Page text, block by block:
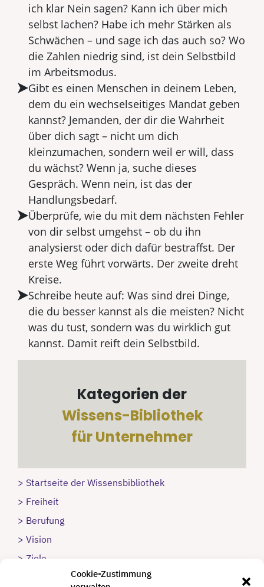
Cookie-Zustimmung
ich klar Nein sagen? Kann ich über mich
selbst lachen? Habe ich mehr Stärken als
Schwächen – und sage ich das auch so? Wo
die Zahlen niedrig sind, ist dein Selbstbild
im Arbeitsmodus.
Gibt es einen Menschen in deinem Leben,
dem du ein wechselseitiges Mandat geben
kannst? Jemanden, der dir die Wahrheit
über dich sagt – nicht um dich
kleinzumachen, sondern weil er will, dass
du wächst? Wenn ja, suche dieses
Gespräch. Wenn nein, ist das der
Handlungsbedarf.
Überprüfe, wie du mit dem nächsten Fehler
von dir selbst umgehst – ob du ihn
analysierst oder dich dafür bestraffst. Der
erste Weg führt vorwärts. Der zweite dreht
Kreise.
Schreibe heute auf: Was sind drei Dinge,
die du besser kannst als die meisten? Nicht
was du tust, sondern was du wirklich gut
kannst. Damit reift dein Selbstbild.
Kategorien der
Wissens-Bibliothek
für Unternehmer
> Startseite der Wissensbibliothek
> Freiheit
> Berufung
> Vision
> Ziele